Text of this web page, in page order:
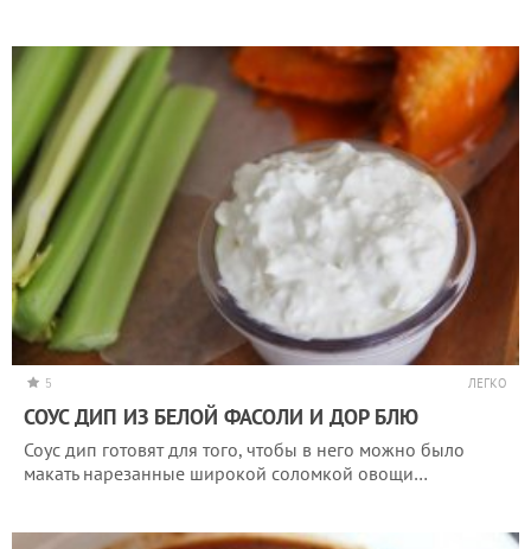
5 ЛЕГКО
СОУС ДИП ИЗ БЕЛОЙ ФАСОЛИ И ДОР БЛЮ
Соус дип готовят для того, чтобы в него можно было
макать нарезанные широкой соломкой овощи…